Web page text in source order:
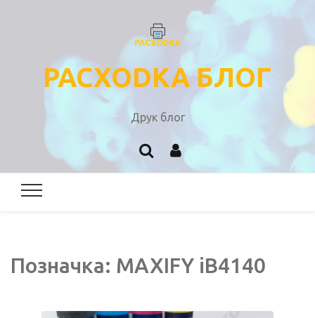
PACXODKA БЛОГ
Друк блог
Позначка: MAXIFY iB4140